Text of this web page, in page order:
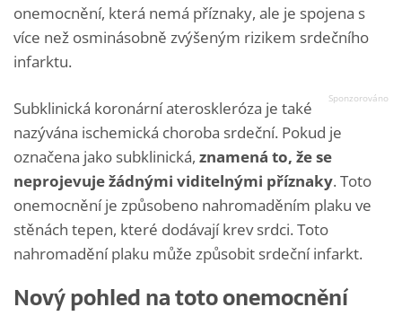
onemocnění, která nemá příznaky, ale je spojena s
více než osminásobně zvýšeným rizikem srdečního
infarktu.
Subklinická koronární ateroskleróza je také
nazývána ischemická choroba srdeční. Pokud je
označena jako subklinická, znamená to, že se
neprojevuje žádnými viditelnými příznaky. Toto
onemocnění je způsobeno nahromaděním plaku ve
stěnách tepen, které dodávají krev srdci. Toto
nahromadění plaku může způsobit srdeční infarkt.
Nový pohled na toto onemocnění